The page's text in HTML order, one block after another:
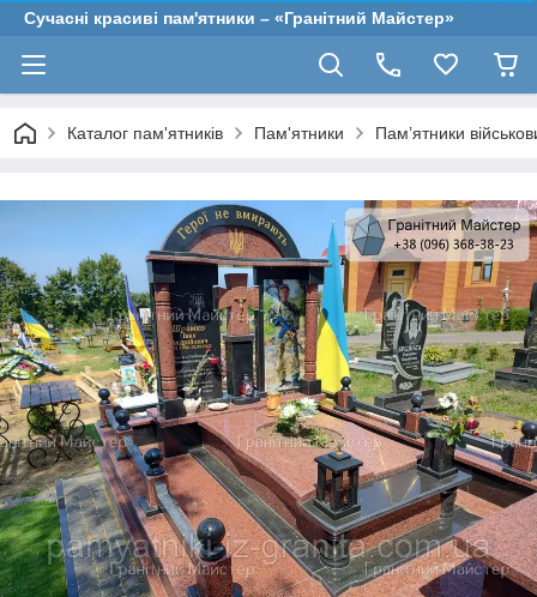
Сучасні красиві пам'ятники – «Гранітний Майстер»
Каталог пам'ятників Пам'ятники Пам’ятники